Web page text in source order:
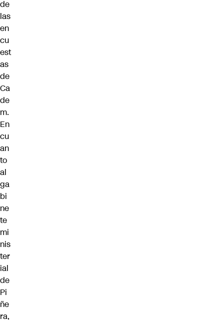
de
las
en
cu
est
as
de
Ca
de
m.
En
cu
an
to
al
ga
bi
ne
te
mi
nis
ter
ial
de
Pi
ñe
ra,